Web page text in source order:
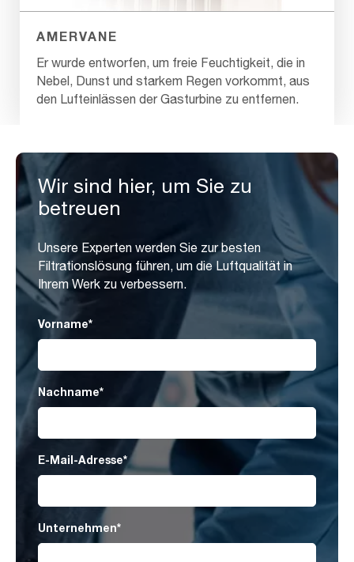
AMERVANE
Er wurde entworfen, um freie Feuchtigkeit, die in
Nebel, Dunst und starkem Regen vorkommt, aus
den Lufteinlässen der Gasturbine zu entfernen.
Wir sind hier, um Sie zu
betreuen
Unsere Experten werden Sie zur besten
Filtrationslösung führen, um die Luftqualität in
Ihrem Werk zu verbessern.
Vorname*
Nachname*
E-Mail-Adresse*
Unternehmen*